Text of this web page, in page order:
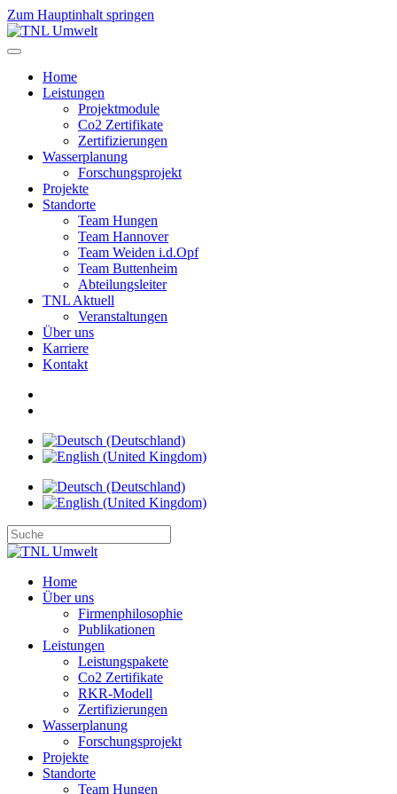
Zum Hauptinhalt springen
Home
Leistungen
Projektmodule
Co2 Zertifikate
Zertifizierungen
Wasserplanung
Forschungsprojekt
Projekte
Standorte
Team Hungen
Team Hannover
Team Weiden i.d.Opf
Team Buttenheim
Abteilungsleiter
TNL Aktuell
Veranstaltungen
Über uns
Karriere
Kontakt
Home
Über uns
Firmenphilosophie
Publikationen
Leistungen
Leistungspakete
Co2 Zertifikate
RKR-Modell
Zertifizierungen
Wasserplanung
Forschungsprojekt
Projekte
Standorte
Team Hungen